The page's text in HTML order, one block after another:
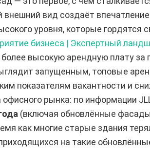
вид создаёт
уровня, которые
бизнеса | Экспертный
высокую арендную плату за
запущенным, топовые
показателям вакантности и
рынка: по информации
(включая обновлённые
как многие старые здания
на такие